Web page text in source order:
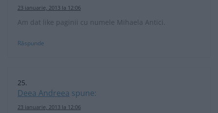
23 ianuarie, 2013 la 12:06
Am dat like paginii cu numele Mihaela Antici.
Răspunde
Deea Andreea spune:
23 ianuarie, 2013 la 12:06